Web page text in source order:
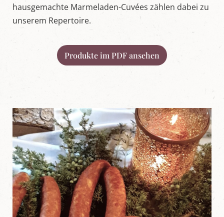
r
g
a
hausgemachte Marmeladen-Cuvées zählen dabei zu
unserem Repertoire.
Produkte im PDF ansehen